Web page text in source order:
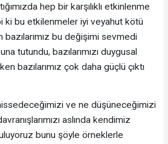
hep bir karşılıklı etkinlenme
ki bu etkilenmeler iyi veyahut kötü
bu değişimi sevmedi
tutundu, bazılarımızı duygusal
bazılarımız çok daha güçlü çıktı
ve ne düşüneceğimizi
aslında kendimiz
bunu şöyle örneklerle